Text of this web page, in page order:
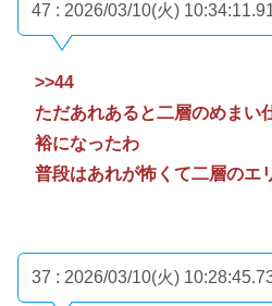
47 : 2026/03/10(火)
>>44
ただあれあると二層のめまい
裕になったわ
普段はあれが怖くて二層のエ
37 : 2026/03/10(火)